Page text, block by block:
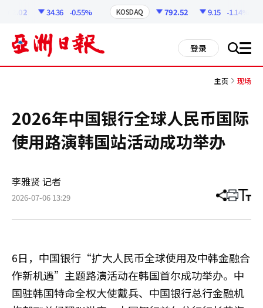
34.36 -0.55% KOSDAQ 792.52 9.15 -1.14%
登录 搜 all
主页 现场
2026年中国银行全球人民币国际
使用路演韩国站活动成功举办
李雅贤 记者
2026-07-06 13:29 分
章
打 调
小
6日，中国银行“扩大人民币全球使用及中韩金融合
作新机遇”主题路演活动在韩国首尔成功举办。中
国驻韩国特命全权大使戴兵、中国银行总行金融机